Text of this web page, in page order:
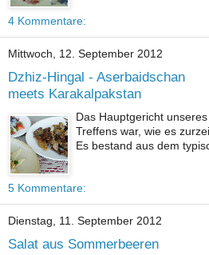
4 Kommentare:
Mittwoch, 12. September 2012
Dzhiz-Hingal - Aserbaidschan
meets Karakalpakstan
Das Hauptgericht
Treffens war, wie es
Es bestand aus dem
5 Kommentare:
Dienstag, 11. September 2012
Salat aus Sommerbeeren